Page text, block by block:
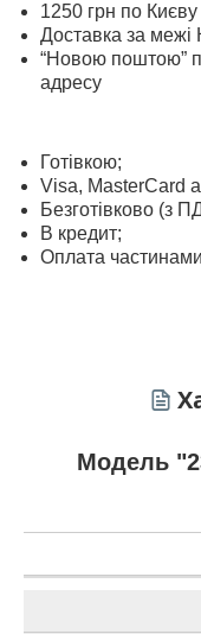
1250 грн по Києву
Доставка за межі
“Новою поштою”
адресу
Готівкою;
Visa, MasterСard
Безготівково (з
В кредит;
Оплата
Модель